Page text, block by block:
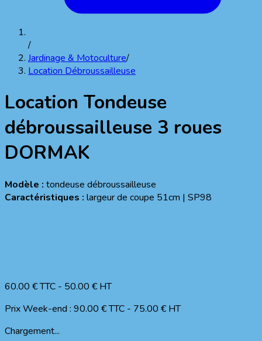
/
Jardinage & Motoculture/
Location Débroussailleuse
Location Tondeuse
débroussailleuse 3 roues
DORMAK
Modèle : tondeuse débroussailleuse
Caractéristiques : largeur de coupe 51cm | SP98
60.00 € TTC - 50.00 € HT
Prix Week-end : 90.00 € TTC - 75.00 € HT
Chargement...